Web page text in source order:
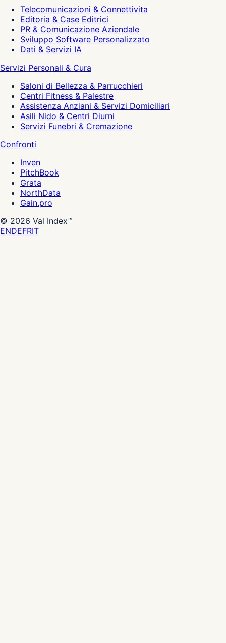
Telecomunicazioni & Connettivita
Editoria & Case Editrici
PR & Comunicazione Aziendale
Sviluppo Software Personalizzato
Dati & Servizi IA
Servizi Personali & Cura
Saloni di Bellezza & Parrucchieri
Centri Fitness & Palestre
Assistenza Anziani & Servizi Domiciliari
Asili Nido & Centri Diurni
Servizi Funebri & Cremazione
Confronti
Inven
PitchBook
Grata
NorthData
Gain.pro
© 2026 Val Index™
ENDEFRIT